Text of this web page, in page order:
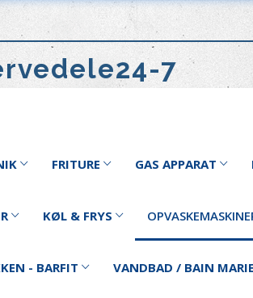
7
FRITURE GAS APPARAT
KØL & FRYS
- BARFIT VANDBAD / BAIN MARIE